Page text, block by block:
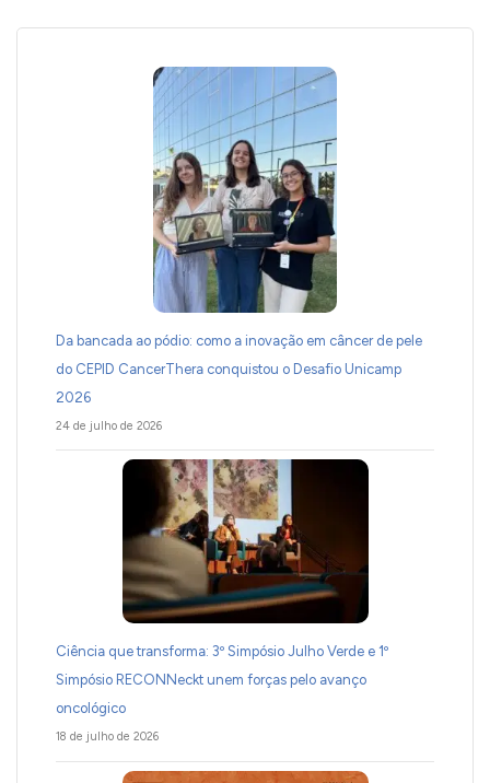
Da bancada ao pódio: como a inovação em câncer de pele
do CEPID CancerThera conquistou o Desafio Unicamp
2026
24 de julho de 2026
Ciência que transforma: 3º Simpósio Julho Verde e 1º
Simpósio RECONNeckt unem forças pelo avanço
oncológico
18 de julho de 2026